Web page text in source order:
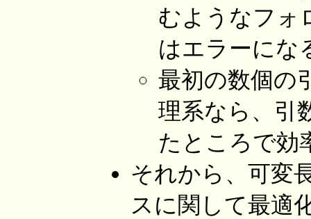
むようなフォ
はエラーにな
最初の数個の
理系なら、引
たところで効
それから、可変
スに関して最適